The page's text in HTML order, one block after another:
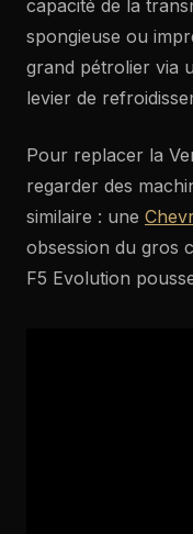
capacité de la
spongieuse ou
grand pétrolier via
levier de
Pour replacer la
regarder des
similaire : une
obsession du gros
F5 Evolution